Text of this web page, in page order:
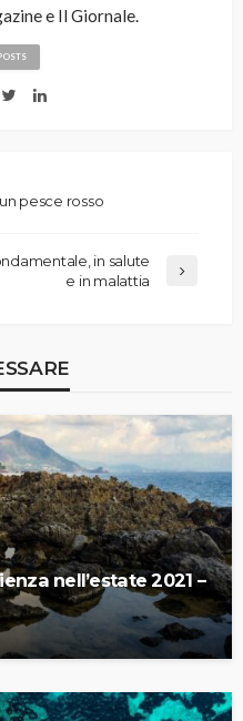
e Il Giornale.
pesce rosso
in salute
e in malattia
nell’estate 2021 –